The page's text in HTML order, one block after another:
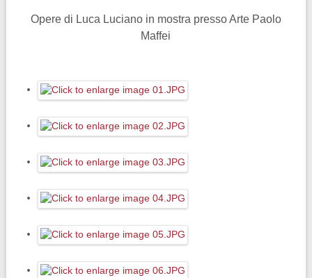
Opere di Luca Luciano in mostra presso Arte Paolo
Maffei